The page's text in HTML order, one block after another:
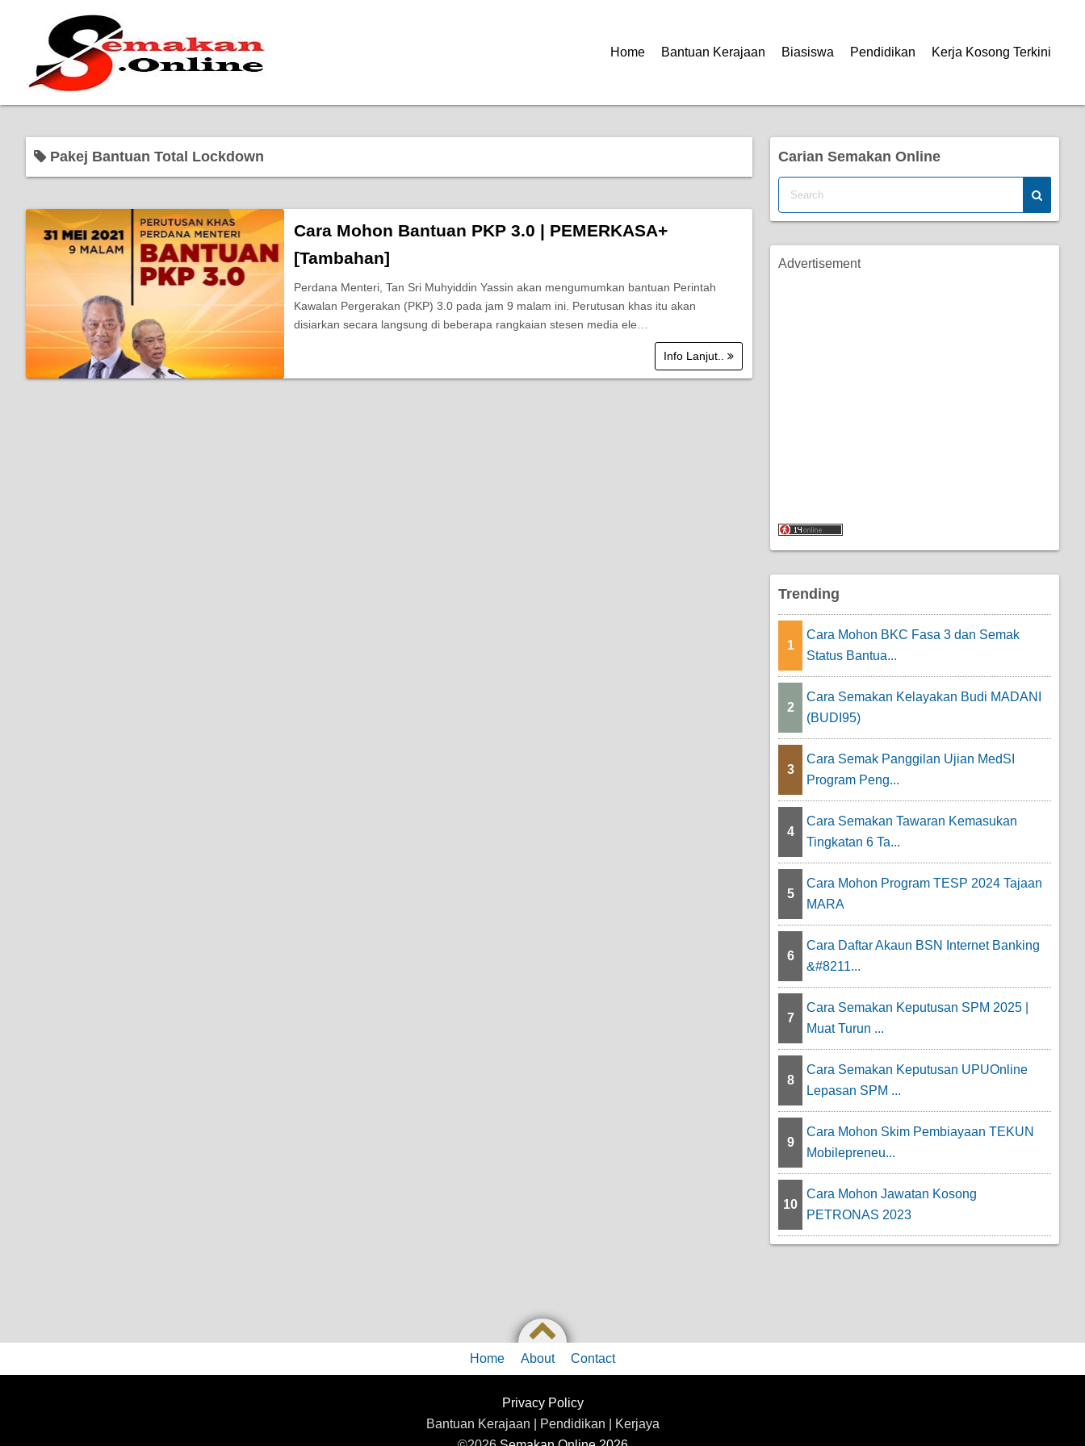
Home Bantuan Kerajaan Biasiswa Pendidikan Kerja Kosong Terkini
Pakej Bantuan Total Lockdown
Cara Mohon Bantuan PKP 3.0 | PEMERKASA+
[Tambahan]
Perdana Menteri, Tan Sri Muhyiddin Yassin akan mengumumkan bantuan Perintah
Kawalan Pergerakan (PKP) 3.0 pada jam 9 malam ini. Perutusan khas itu akan
disiarkan secara langsung di beberapa rangkaian stesen media ele…
Info Lanjut..
Carian Semakan Online
Advertisement
Trending
1
Cara Mohon BKC Fasa 3 dan Semak
Status Bantua...
2
Cara Semakan Kelayakan Budi MADANI
(BUDI95)
3
Cara Semak Panggilan Ujian MedSI
Program Peng...
4
Cara Semakan Tawaran Kemasukan
Tingkatan 6 Ta...
5
Cara Mohon Program TESP 2024 Tajaan
MARA
6
Cara Daftar Akaun BSN Internet Banking
&#8211...
7
Cara Semakan Keputusan SPM 2025 |
Muat Turun ...
8
Cara Semakan Keputusan UPUOnline
Lepasan SPM ...
9
Cara Mohon Skim Pembiayaan TEKUN
Mobilepreneu...
10
Cara Mohon Jawatan Kosong
PETRONAS 2023
Home About Contact
Privacy Policy
Bantuan Kerajaan | Pendidikan | Kerjaya